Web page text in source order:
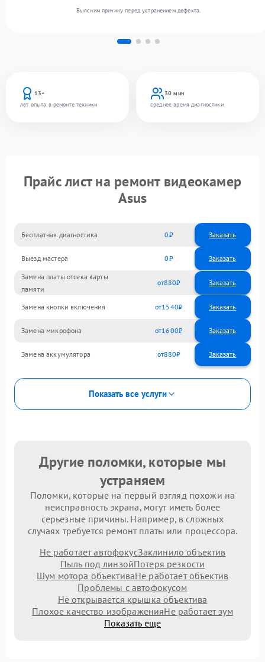
13+
лет опыта в ремонте техники
30 мин
среднее время диагностики
Выясним причину перед устранением дефекта.
Прайс лист на ремонт видеокамер
Asus
Бесплатная диагностика 0 Заказать
Выезд мастера 0 Заказать
Замена платы отсека карты
памяти
880
Замена кнопки включения 1540
Замена микрофона 1600
Замена аккумулятора 880
Показать все услуги
Другие поломки, которые мы
устраняем
Поломки, которые на первый взгляд похожи на
неисправность экрана, могут иметь более
серьезные причины. Например, в сложных
случаях требуется ремонт платы или процессора.
Не работает автофокусЗаклинило объектив
Пыль под линзойПотеря резкости
Шум мотора объективаНе работает объектив
Проблемы с автофокусом
Не открывается крышка объектива
Плохое качество изображенияНе работает зум
Показать еще